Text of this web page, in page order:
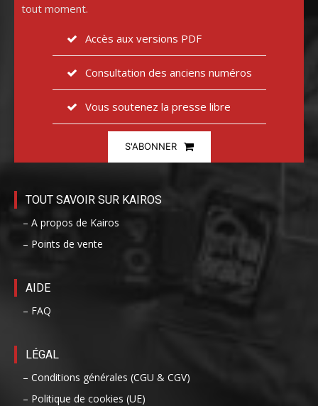
tout moment.
Accès aux versions PDF
Consultation des anciens numéros
Vous soutenez la presse libre
S'ABONNER
TOUT SAVOIR SUR KAIROS
– A propos de Kairos
– Points de vente
AIDE
– FAQ
LÉGAL
– Conditions générales (CGU & CGV)
– Politique de cookies (UE)